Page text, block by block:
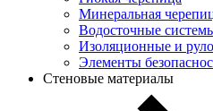
Минеральная
Водосточные
Изоляционные и
Элементы
Стеновые материалы